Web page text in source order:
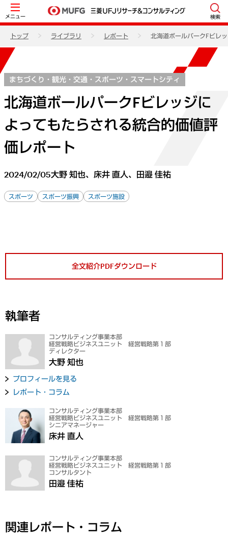
メニュー 検索
トップ ライブラリ レポート 北海道ボールパークFビレ
まちづくり・観光・交通・スポーツ・スマートシティ
北海道ボールパークFビレッジに
よってもたらされる統合的価値評
価レポート
2024/02/05大野 知也、床井 直人、田邉 佳祐
スポーツ スポーツ振興 スポーツ施設
全文紹介PDFダウンロード
執筆者
コンサルティング事業本部
経営戦略ビジネスユニット 経営戦略第１部
ディレクター
大野 知也
プロフィールを見る
レポート・コラム
コンサルティング事業本部
経営戦略ビジネスユニット 経営戦略第１部
シニアマネージャー
床井 直人
コンサルティング事業本部
経営戦略ビジネスユニット 経営戦略第１部
コンサルタント
田邉 佳祐
関連レポート・コラム